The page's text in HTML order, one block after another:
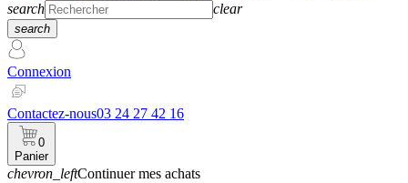
search clear
search
Connexion
Contactez-nous03 24 27 42 16
0
Panier
chevron_leftContinuer mes achats